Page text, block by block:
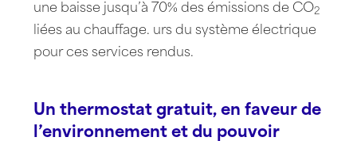
une baisse jusqu’à 70% des émissions de CO2
liées au chauffage. urs du système électrique
pour ces services rendus.
Un thermostat gratuit, en faveur de
l’environnement et du pouvoir